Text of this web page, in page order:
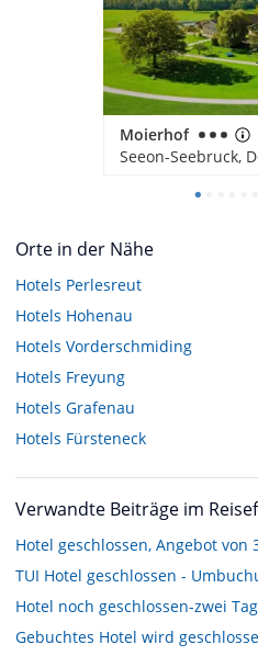
Moierhof
Seeon-Seebruck,
Orte in der Nähe
Hotels Perlesreut
Hotels Hohenau
Hotels Vorderschmiding
Hotels Freyung
Hotels Grafenau
Hotels Fürsteneck
Verwandte Beiträge im
Hotel geschlossen, Angebot von
TUI Hotel geschlossen -
Hotel noch geschlossen-zwei